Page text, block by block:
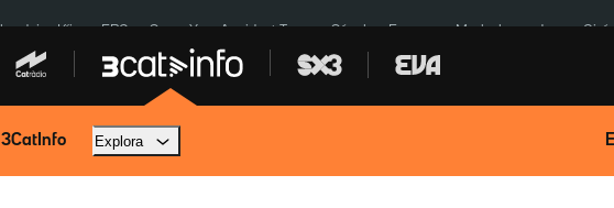
Kíiv ERC SpaceX Accident Tona Sánchez Europa Marlaska Jaume Giró
3CatInfo Explora